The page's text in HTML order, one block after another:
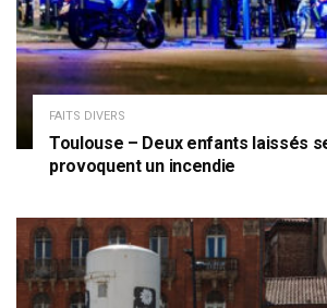
FAITS DIVERS
Toulouse – Deux enfants laissés
provoquent un incendie